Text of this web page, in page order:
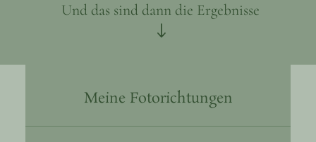
Und das sind dann die Ergebnisse
Meine Fotorichtungen